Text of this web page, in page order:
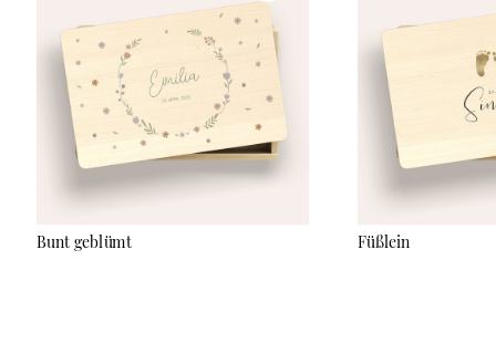
naturbelassen und nicht versiegelt sind, empfehlen wir, sie nur
mit einem leicht angefeuchteten Tuch sanft abzuwischen und
keine Reinigungsmittel zu verwenden. Der UV-Druck ist sehr
robust, kann aber bei starker Reibung oder durch scharfe
Gegenstände verkratzen.
Bunt geblümt Füßlein